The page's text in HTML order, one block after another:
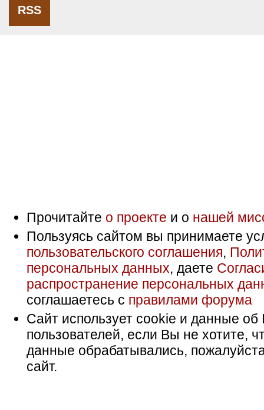
RSS
Прочитайте о проекте и о нашей
Пользуясь сайтом вы принимаете
пользовательского соглашения,
персональных данных, даете
распространение персональных
соглашаетесь с правилами форума
Сайт использует cookie и данные об
пользователей, если Вы не хотите,
данные обрабатывались,
сайт.